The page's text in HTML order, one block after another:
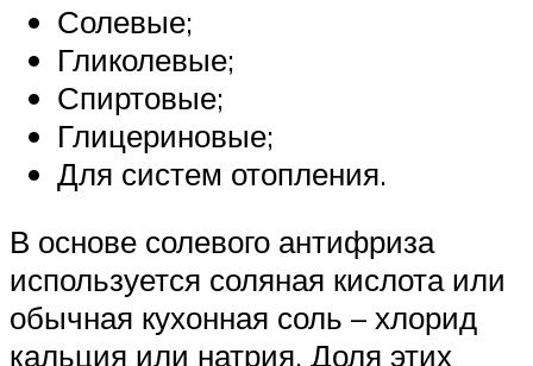
Солевые;
Гликолевые;
Спиртовые;
Глицериновые;
Для систем отопления.
В основе солевого антифриза
используется соляная кислота или
обычная кухонная соль – хлорид
кальция или натрия. Доля этих